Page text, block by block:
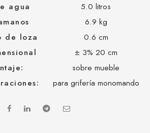
agua
5.0 litros
6.9 kg
de loza
0.6 cm
± 3% 20 cm
sobre mueble
para grifería monomando